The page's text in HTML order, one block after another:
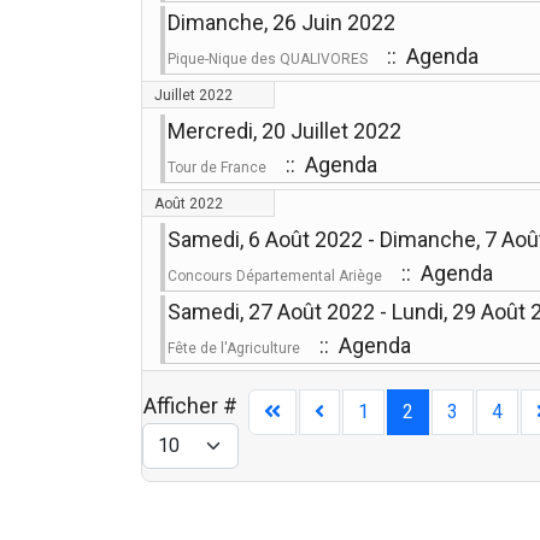
Dimanche, 26 Juin 2022
Pique-Nique des QUALIVORES :: Agenda
Juillet 2022
Mercredi, 20 Juillet 2022
Tour de France :: Agenda
Août 2022
Samedi, 6 Août 2022 - Dimanche, 7
Concours Départemental Ariège
:: Agenda
Samedi, 27 Août 2022 - Lundi, 29 Août
Fête de l'Agriculture :: Agenda
Afficher # 1 2 3 4